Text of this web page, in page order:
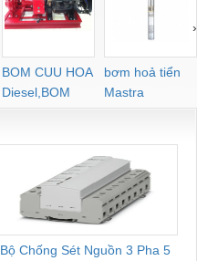
BOM CUU HOA
Diesel,BOM
CHUA CHAY
bơm hoả tiển
Mastra
›
Bộ Chống Sét Nguồn 3 Pha 5